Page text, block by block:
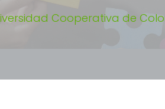
Cooperativa de